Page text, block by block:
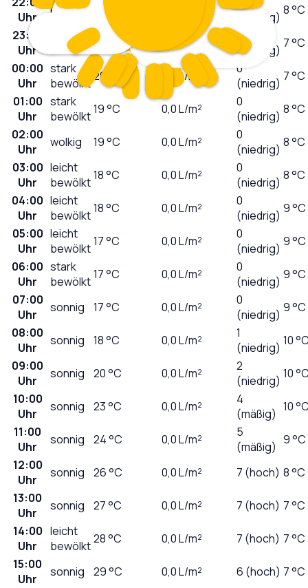
Uhr
klar 23
(niedrig) 8 °C
23:00
Uhr
klar 21 °C L/m²
0
(niedrig) 7 °C
00:00
Uhr
stark
bewölkt 20 0,0 L/m²
0
(niedrig) 7 °C
01:00
Uhr
stark
bewölkt19°C 0,0L/m²
0
(niedrig) 8 °C
02:00
Uhr
wolkig 19°C 0,0L/m²
0
(niedrig) 8 °C
03:00
Uhr
leicht
bewölkt18°C 0,0L/m²
0
(niedrig) 8 °C
04:00
Uhr
leicht
bewölkt18°C 0,0L/m²
0
(niedrig) 9 °C
05:00
Uhr
leicht
bewölkt17°C 0,0L/m²
0
(niedrig) 9 °C
06:00
Uhr
stark
bewölkt17°C 0,0L/m²
0
(niedrig) 9 °C
07:00
Uhr
sonnig 17°C 0,0L/m²
0
(niedrig) 9 °C
08:00
Uhr
sonnig 18°C 0,0L/m²
1
(niedrig) 10
09:00
Uhr
sonnig 20°C 0,0L/m²
2
(niedrig) 10
10:00
Uhr
sonnig 23°C 0,0L/m²
4
(mäßig) 10
11:00
Uhr
sonnig 24°C 0,0L/m²
5
(mäßig) 9 °C
12:00
Uhr
sonnig 26°C 0,0L/m² 7 (hoch) 8 °C
13:00
Uhr
sonnig 27°C 0,0L/m² 7 (hoch) 7 °C
14:00
Uhr
leicht
bewölkt28°C 0,0L/m² 7 (hoch) 7 °C
15:00
Uhr
sonnig 29°C 0,0L/m² 6 (hoch) 7 °C